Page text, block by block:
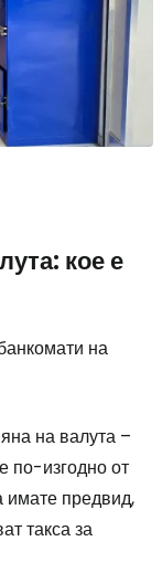
кое е
на
на валута –
по-изгодно от
имате предвид,
такса за